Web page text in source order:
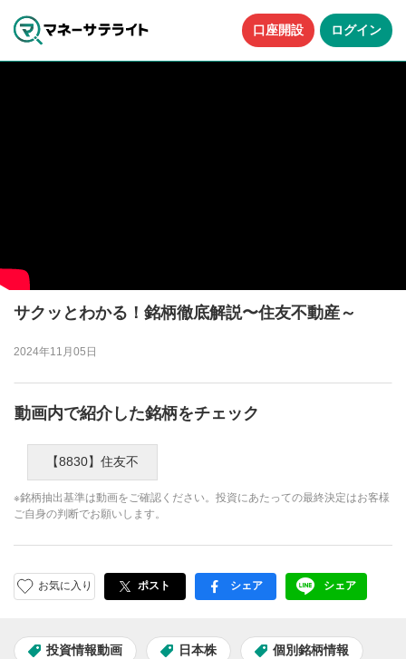
口座開設 ログイン
サクッとわかる！銘柄徹底解説〜住友不動産～
2024年11月05日
動画内で紹介した銘柄をチェック
【8830】住友不
※銘柄抽出基準は動画をご確認ください。投資にあたっての最終決定はお客様
ご自身の判断でお願いします。
お気に入り ポスト facebook
シェア LINE
シェア
投資情報動画 日本株 個別銘柄情報